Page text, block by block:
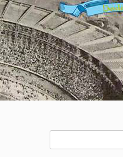
por: